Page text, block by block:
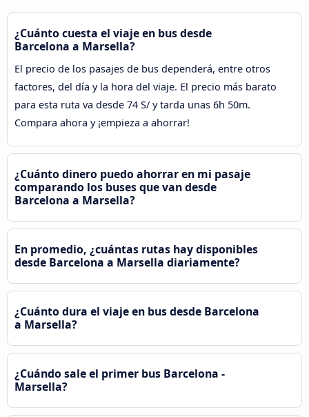
¿Cuánto cuesta el viaje en bus desde
Barcelona a Marsella?
El precio de los pasajes de bus dependerá, entre otros
factores, del día y la hora del viaje. El precio más barato
para esta ruta va desde 74 S/ y tarda unas 6h 50m.
Compara ahora y ¡empieza a ahorrar!
¿Cuánto dinero puedo ahorrar en mi pasaje
comparando los buses que van desde
Barcelona a Marsella?
En promedio, ¿cuántas rutas hay disponibles
desde Barcelona a Marsella diariamente?
¿Cuánto dura el viaje en bus desde Barcelona
a Marsella?
¿Cuándo sale el primer bus Barcelona -
Marsella?